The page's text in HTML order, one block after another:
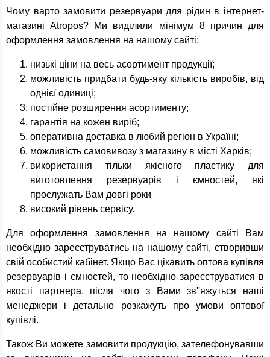
Чому варто замовити резервуари для рідин в інтернет-
магазині Atropos? Ми виділили мінімум 8 причин для
оформлення замовлення на нашому сайті:
низькі ціни на весь асортимент продукції;
можливість придбати будь-яку кількість виробів, від
однієї одиниці;
постійне розширення асортименту;
гарантія на кожен виріб;
оперативна доставка в любий регіон в Україні;
можливість самовивозу з магазину в місті Харків;
використання тільки якісного пластику для
виготовлення резервуарів і ємностей, які
прослужать Вам довгі роки
високий рівень сервісу.
Для оформлення замовлення на нашому сайті Вам
необхідно зареєструватись на нашому сайті, створивши
свій особистий кабінет. Якщо Вас цікавить оптова купівля
резервуарів і ємностей, то необхідно зареєструватися в
якості партнера, після чого з Вами зв''яжуться наші
менеджери і детально розкажуть про умови оптової
купівлі.
Також Ви можете замовити продукцію, зателефонувавши